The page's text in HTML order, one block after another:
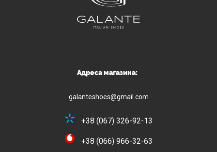
Адреса магазина:
galanteshoes@gmail.com
+38 (067) 326-92-13
+38 (066) 966-32-63